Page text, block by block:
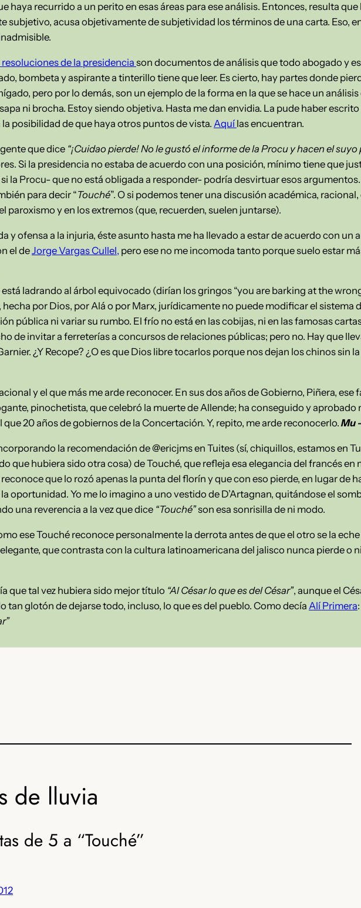
haya recurrido a un perito en esas áreas para ese análisis. Entonces, resulta que
subjetivo, acusa objetivamente de subjetividad los términos de una carta. Eso,
resoluciones de la presidencia son documentos de análisis que todo abogado y
bombeta y aspirante a tinterillo tiene que leer. Es cierto, hay partes donde
pero por lo demás, son un ejemplo de la forma en la que se hace un
ni brocha. Estoy siendo objetiva. Hasta me dan envidia. La pude haber escrito
posibilidad de que haya otros puntos de vista. Aquílas encuentran.
que dice “¡Cuidao pierde! No le gustó el informe de la Procu y hacen el
Si la presidencia no estaba de acuerdo con una posición, mínimo tiene que
la Procu- que no está obligada a responder- podría desvirtuar esos argumentos.
para decir “Touché”. O si podemos tener una discusión académica, racional,
paroxismo y en los extremos (que, recuerden, suelen juntarse).
y ofensa a la injuria, éste asunto hasta me ha llevado a estar de acuerdo con un
el deJorge Vargas Cullel, pero ese no me incomoda tanto porque suelo estar
está ladrando al árbol equivocado (dirían los gringos “you are barking at the
por Dios, por Alá o por Marx, jurídicamente no puede modificar el sistema
pública ni variar su rumbo. El frío no está en las cobijas, ni en las famosas
de invitar a ferreterías a concursos de relaciones públicas; pero no. Hay que
¿Y Recope? ¿O es que Dios libre tocarlos porque nos dejan los chinos sin
y el que más me arde reconocer. En sus dos años de Gobierno, Piñera, ese
pinochetista, que celebró la muerte de Allende; ha conseguido y aprobado
20 años de gobiernos de la Concertación. Y, repito, me arde reconocerlo.Mu
la recomendación de @ericjms en Tuites (sí, chiquillos, estamos en
que hubiera sido otra cosa) de Touché, que refleja esa elegancia del francés en
que lo rozó apenas la punta del florín y que con eso pierde, en lugar de
oportunidad. Yo me lo imagino a uno vestido de D’Artagnan, quitándose el
una reverencia a la vez que dice “Touché”son esa sonrisilla de ni modo.
ese Touché reconoce personalmente la derrota antes de que el otro se la eche
que contrasta con la cultura latinoamericana del jalisco nunca pierde o
que tal vez hubiera sido mejor título “Al César lo que es del César”, aunque el
tan glotón de dejarse todo, incluso, lo que es del pueblo. Como decía Alí Primera:
de lluvia
de 5 a “Touché”